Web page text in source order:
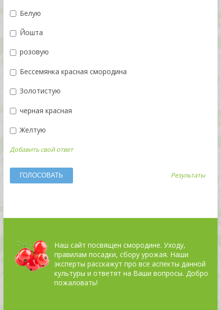
Белую
Йошта
розовую
Бессемянка красная смородина
Золотистую
черная красная
Желтую
Добавить свой ответ
Результаты
Наш сайт посвящен смородине. Уходу,
правилам посадки, сбору урожая. Наши
эксперты расскажут про все аспекты данной
культуры и ответят на Ваши вопросы. Добро
пожаловать!